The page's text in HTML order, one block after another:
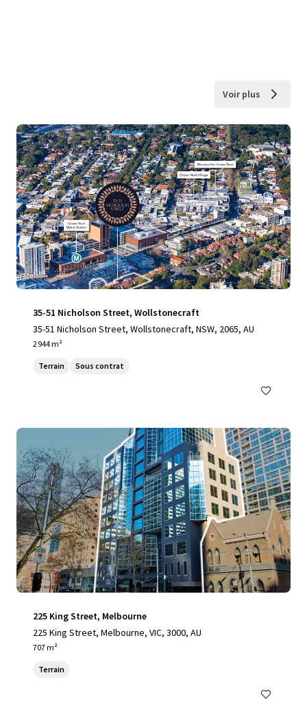
Voir plus
35-51 Nicholson Street, Wollstonecraft
35-51 Nicholson Street, Wollstonecraft, NSW, 2065, AU
2 944 m²
Terrain Sous contrat
225 King Street, Melbourne
225 King Street, Melbourne, VIC, 3000, AU
707 m²
Terrain